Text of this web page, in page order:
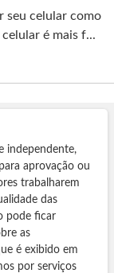
seu celular como
é mais f...
independente,
aprovação ou
trabalharem
das
pode ficar
as
é exibido em
por serviços